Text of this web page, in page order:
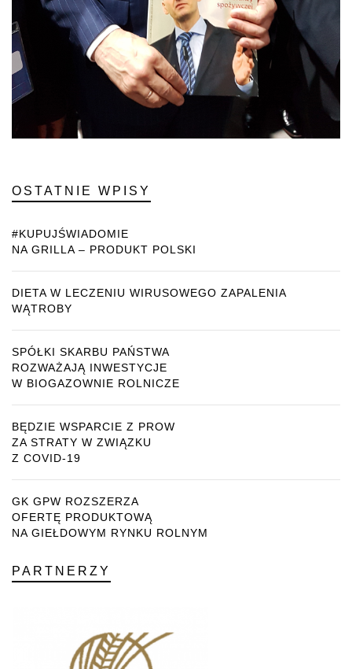
OSTATNIE WPISY
#KUPUJŚWIADOMIE
NA GRILLA – PRODUKT POLSKI
DIETA W LECZENIU WIRUSOWEGO ZAPALENIA
WĄTROBY
SPÓŁKI SKARBU PAŃSTWA
ROZWAŻAJĄ INWESTYCJE
W BIOGAZOWNIE ROLNICZE
BĘDZIE WSPARCIE Z PROW
ZA STRATY W ZWIĄZKU
Z COVID-19
GK GPW ROZSZERZA
OFERTĘ PRODUKTOWĄ
NA GIEŁDOWYM RYNKU ROLNYM
PARTNERZY